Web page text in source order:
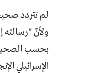
لم تتردد
ولأنّ "رسالته
بحسب
الإسرائيلي